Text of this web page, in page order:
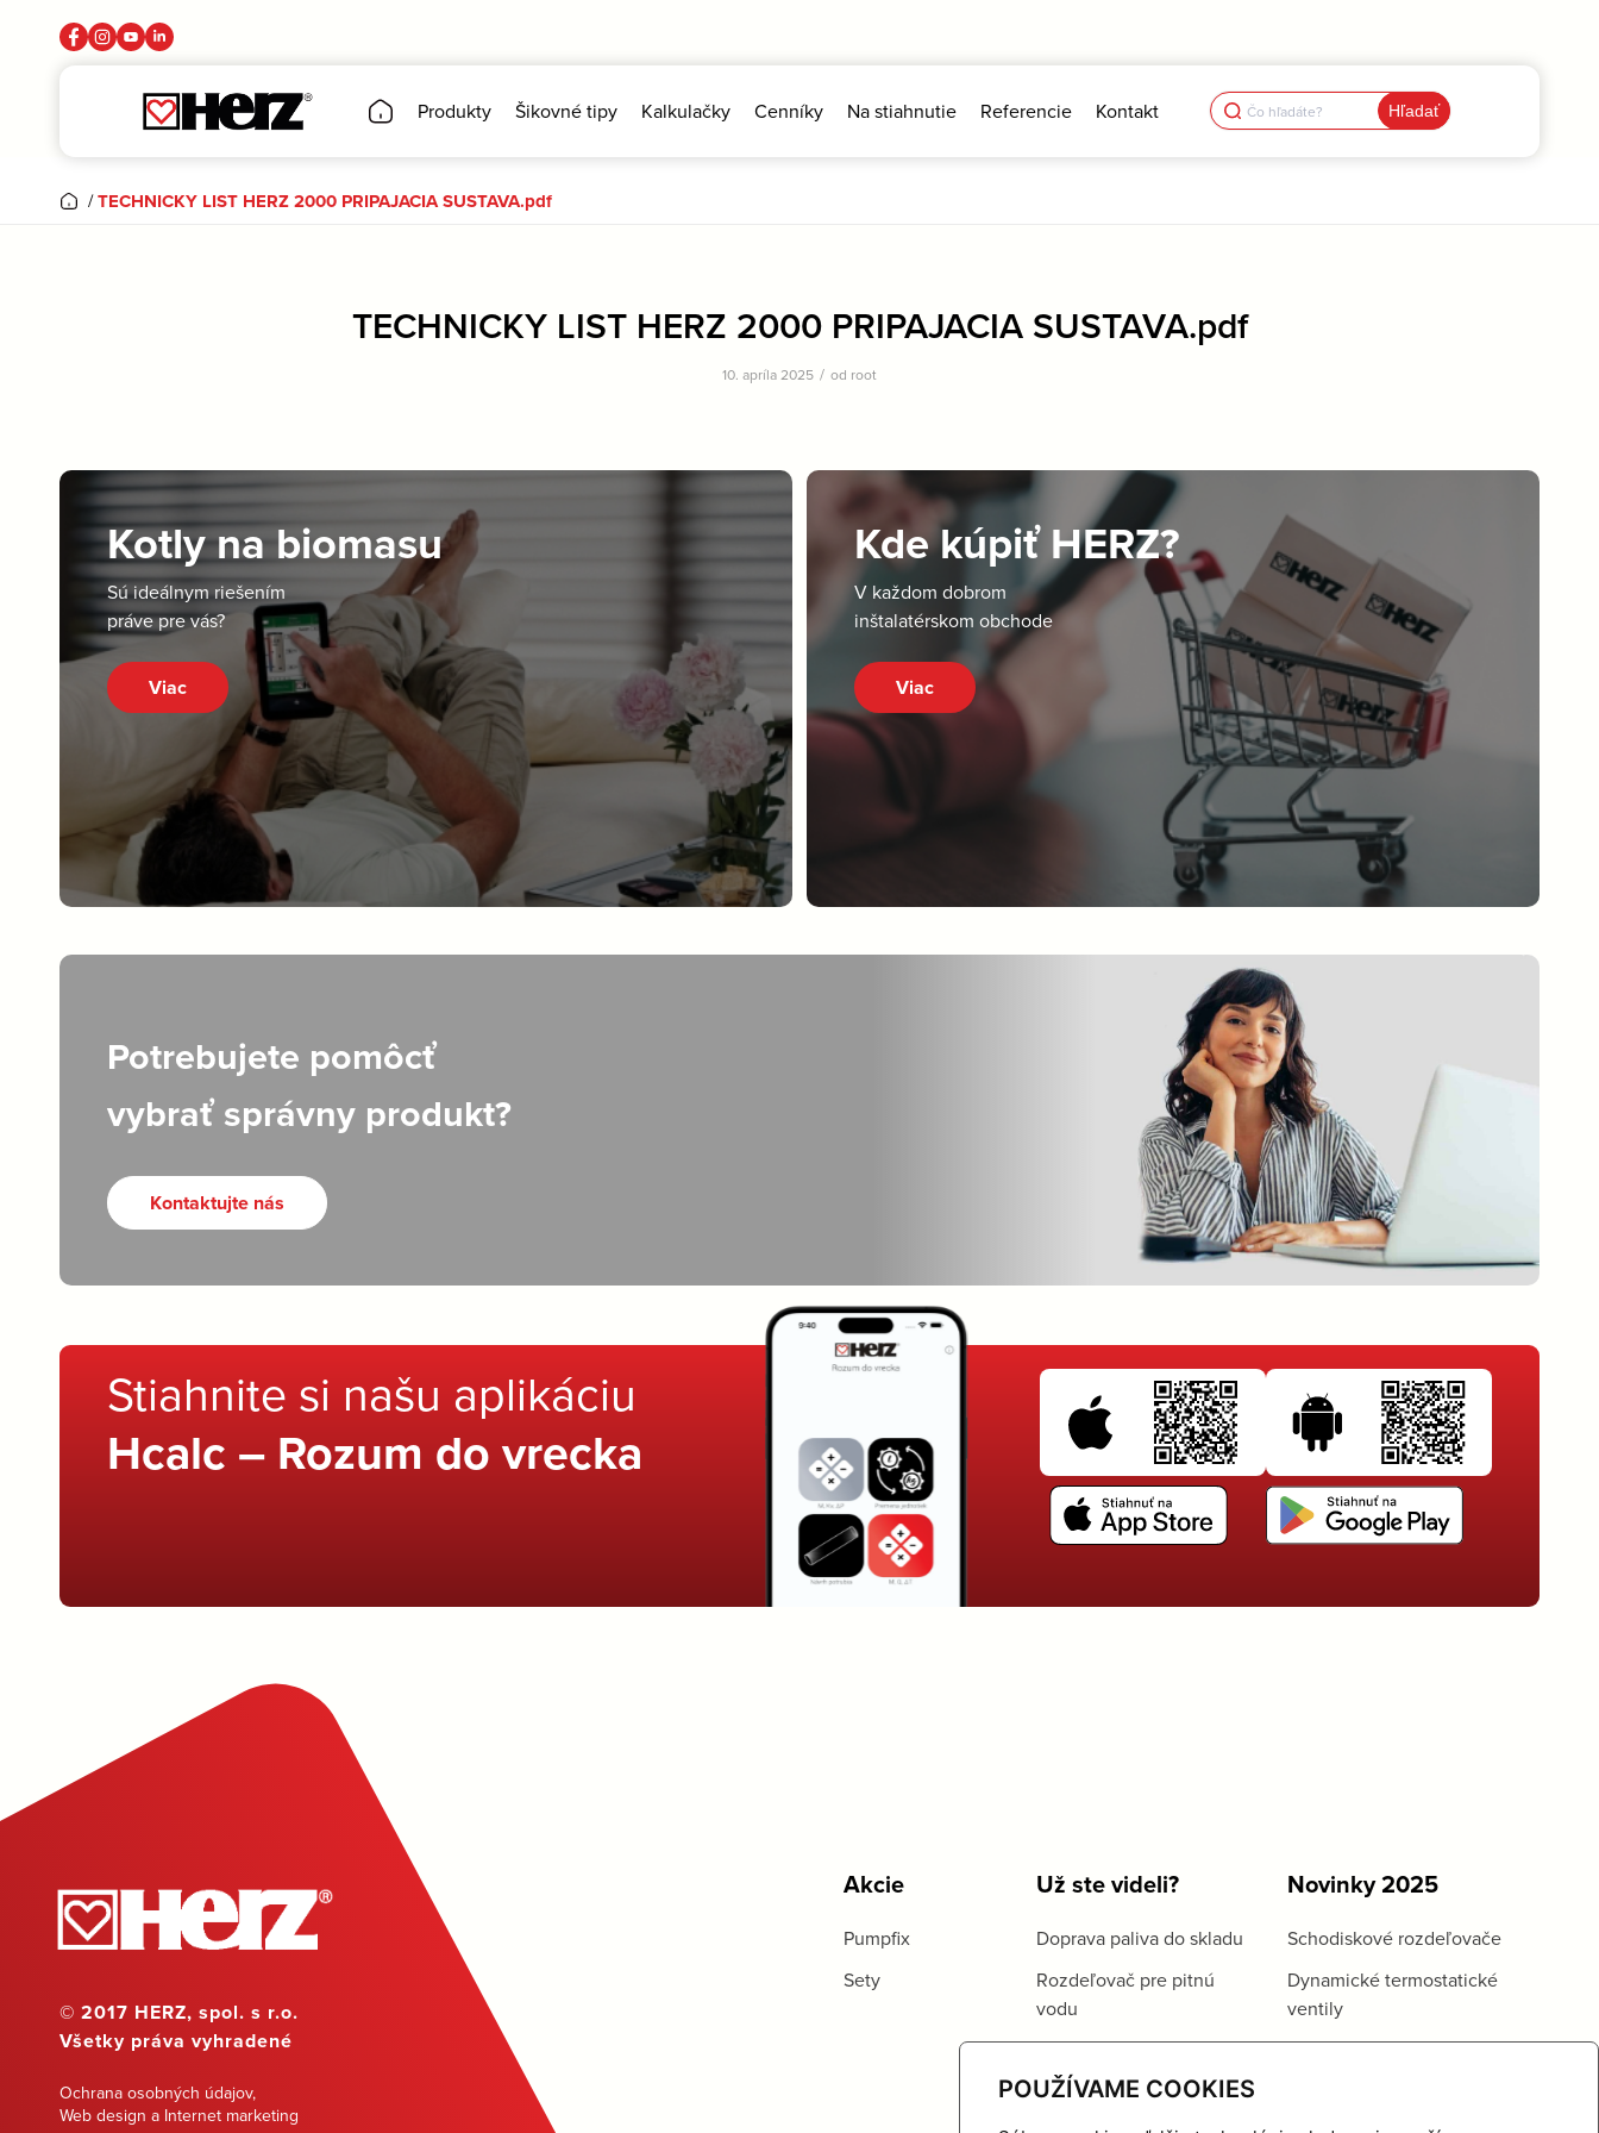
POUŽÍVAME COOKIES
Produkty Šikovné tipy Kalkulačky Cenníky Na stiahnutie Referencie Kontakt Search
for:
/TECHNICKY LIST HERZ 2000 PRIPAJACIA SUSTAVA.pdf
TECHNICKY LIST HERZ 2000 PRIPAJACIA SUSTAVA.pdf
10. apríla 2025 / od root
Kotly na biomasu
Sú ideálnym riešením
práve pre vás?
Viac
Kde kúpiť HERZ?
V každom dobrom
inštalatérskom obchode
Viac
Potrebujete pomôcť
vybrať správny produkt?
Kontaktujte nás
Stiahnite si našu aplikáciu
Hcalc – Rozum do vrecka
© 2017 HERZ, spol. s r.o.
Všetky práva vyhradené
Ochrana osobných údajov,
Web design a Internet marketing
Akcie
Pumpfix
Sety
Už ste videli?
Doprava paliva do skladu
Rozdeľovač pre pitnú
vodu
Novinky 2025
Schodiskové rozdeľovače
Dynamické termostatické
ventily